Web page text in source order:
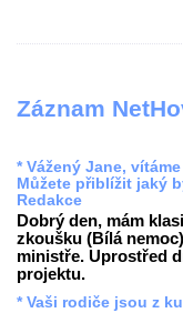
Záznam
* Vážený Jane,
Můžete přiblížit jaký
Redakce
Dobrý den, mám
zkoušku (Bílá
ministře. Uprostřed
projektu.
* Vaši rodiče jsou z